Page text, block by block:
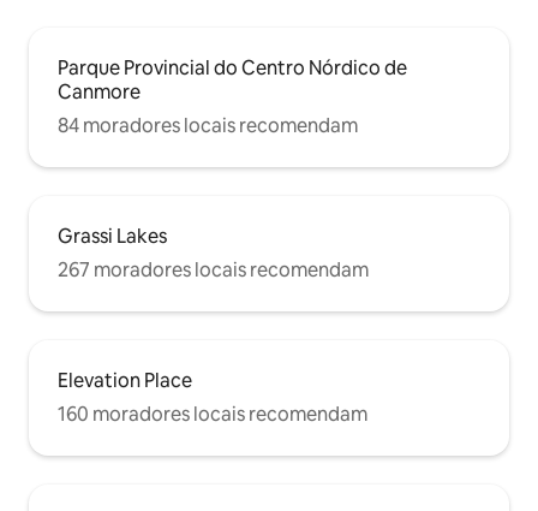
Parque Provincial do Centro Nórdico de
Canmore
84 moradores locais recomendam
Grassi Lakes
267 moradores locais recomendam
Elevation Place
160 moradores locais recomendam